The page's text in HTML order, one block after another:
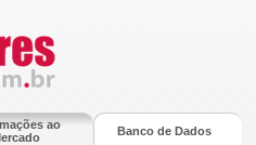
ao
Banco de Dados